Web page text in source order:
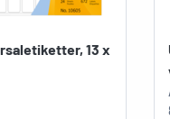
13 x